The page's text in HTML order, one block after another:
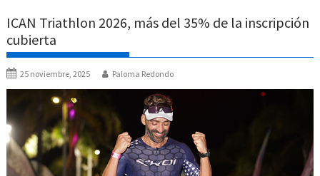
ICAN Triathlon 2026, más del 35% de la inscripción
cubierta
25 noviembre, 2025 Paloma Redondo